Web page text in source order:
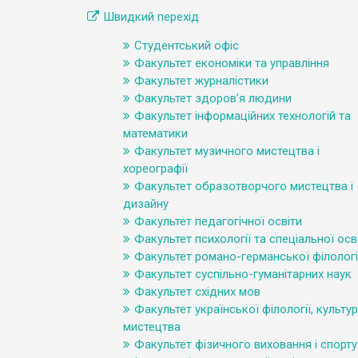
Швидкий перехід
Студентський офіс
Факультет економіки та управління
Факультет журналістики
Факультет здоров’я людини
Факультет інформаційних технологій та
математики
Факультет музичного мистецтва і
хореографії
Факультет образотворчого мистецтва і
дизайну
Факультет педагогічної освіти
Факультет психології та спеціальної
Факультет романо-германської
Факультет суспільно-гуманітарних наук
Факультет східних мов
Факультет української філології,
мистецтва
Факультет фізичного виховання і спорту